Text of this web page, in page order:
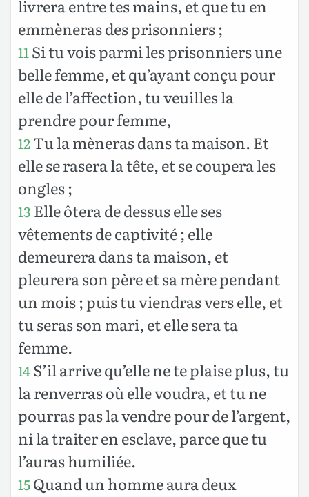
livrera entre tes mains, et que tu en
emmèneras des prisonniers ;
11 Si tu vois parmi les prisonniers une
belle femme, et qu’ayant conçu pour
elle de l’affection, tu veuilles la
prendre pour femme,
12Tu la mèneras dans ta maison. Et
elle se rasera la tête, et se coupera les
ongles ;
13 Elle ôtera de dessus elle ses
vêtements de captivité ; elle
demeurera dans ta maison, et
pleurera son père et sa mère pendant
un mois ; puis tu viendras vers elle, et
tu seras son mari, et elle sera ta
femme.
14S’il arrive qu’elle ne te plaise plus, tu
la renverras où elle voudra, et tu ne
pourras pas la vendre pour de l’argent,
ni la traiter en esclave, parce que tu
l’auras humiliée.
15Quand un homme aura deux